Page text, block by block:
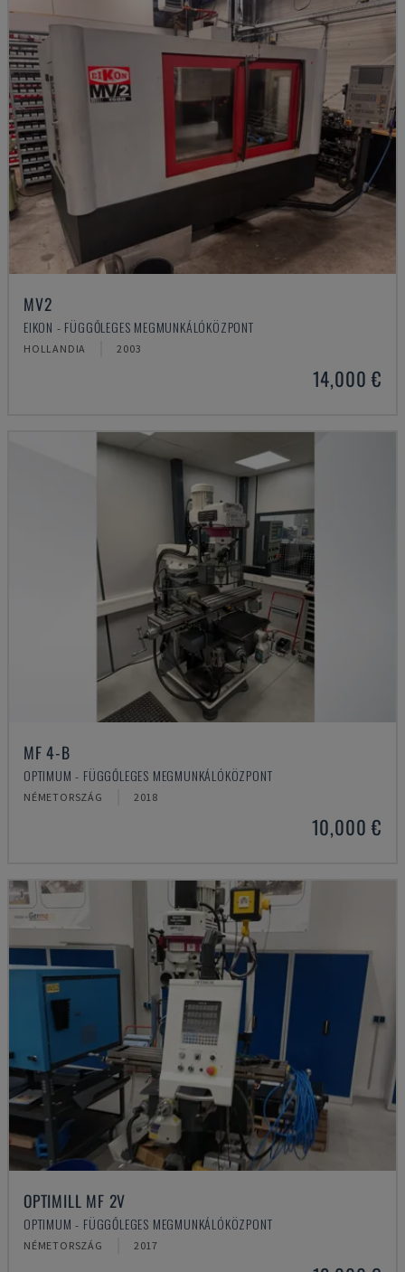
MV2
EIKON - FÜGGŐLEGES MEGMUNKÁLÓKÖZPONT
HOLLANDIA 2003
14,000 €
MF 4-B
OPTIMUM - FÜGGŐLEGES MEGMUNKÁLÓKÖZPONT
NÉMETORSZÁG 2018
10,000 €
OPTIMILL MF 2V
OPTIMUM - FÜGGŐLEGES MEGMUNKÁLÓKÖZPONT
NÉMETORSZÁG 2017